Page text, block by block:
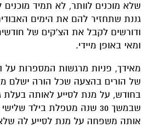
שלא מוכנים לוותר, לא תמיד
גננת שתחזיר להם את הימים
ודורשים לקבל את הצ'קים של
ומאי באופן מיידי.
מאידך, פניות מרגשות המספרות על
של הורים בהצעה שכל הורה ישלם
בחודש, על מנת לסייע לאותה בעלת
שבמשך 30 שנה מטפלת בילד
אותה משפחה על מנת לסייע לה